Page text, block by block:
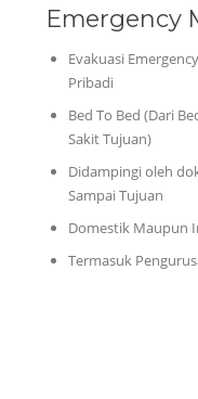
Emergency
Evakuasi
Pribadi
Bed To Bed (Dari
Sakit Tujuan)
Didampingi oleh
Sampai Tujuan
Domestik Maupun
Termasuk